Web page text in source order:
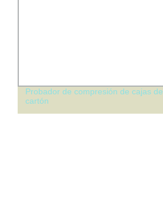
Probador de compresión de cajas de
cartón